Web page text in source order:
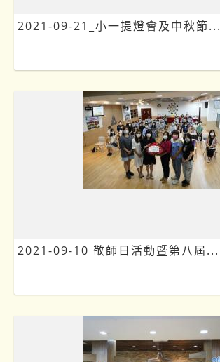
2021-09-21_小一提燈會及中秋節...
2021-09-10 敬師日活動暨第八屆...